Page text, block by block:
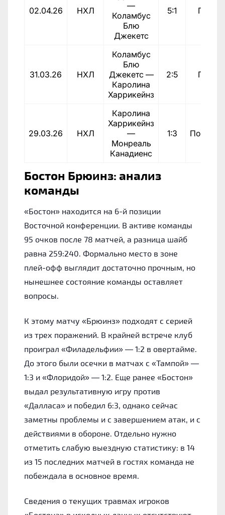
02.04.26 НХЛ
—
Коламбус
Блю
Джекетс
5:1
31.03.26 НХЛ
Коламбус
Блю
Джекетс —
Каролина
Харрикейнз
2:5
29.03.26 НХЛ
Каролина
Харрикейнз
—
Монреаль
Канадиенс
1:3
Бостон Брюинз: анализ
команды
«Бостон» находится на 6-й позиции
Восточной конференции. В активе команды
95 очков после 78 матчей, а разница шайб
равна 259:240. Формально место в зоне
плей-офф выглядит достаточно прочным, но
нынешнее состояние команды оставляет
вопросы.
К этому матчу «Брюинз» подходят с серией
из трех поражений. В крайней встрече клуб
проиграл «Филадельфии» — 1:2 в овертайме.
До этого были осечки в матчах с «Тампой» —
1:3 и «Флоридой» — 1:2. Еще ранее «Бостон»
выдал результативную игру против
«Далласа» и победил 6:3, однако сейчас
заметны проблемы и с завершением атак, и с
действиями в обороне. Отдельно нужно
отметить слабую выездную статистику: в 14
из 15 последних матчей в гостях команда не
побеждала в основное время.
Сведения о текущих травмах игроков